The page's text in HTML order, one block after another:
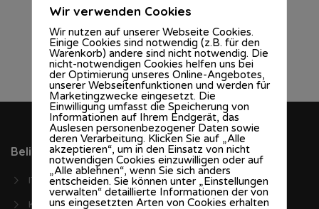
This listing has expired.
Beliebte Jobbörsen
ITJobs.at
Karriere.at
Wir verwenden Cookies
Wir nutzen auf unserer Webseite Cookies.
Einige Cookies sind notwendig (z.B. für den
Warenkorb) andere sind nicht notwendig. Die
nicht-notwendigen Cookies helfen uns bei
der Optimierung unseres Online-Angebotes,
unserer Webseitenfunktionen und werden für
Marketingzwecke eingesetzt. Die
Einwilligung umfasst die Speicherung von
Informationen auf Ihrem Endgerät, das
Auslesen personenbezogener Daten sowie
deren Verarbeitung. Klicken Sie auf „Alle
akzeptieren“, um in den Einsatz von nicht
notwendigen Cookies einzuwilligen oder auf
„Alle ablehnen“, wenn Sie sich anders
entscheiden. Sie können unter „Einstellungen
verwalten“ detaillierte Informationen der von
uns eingesetzten Arten von Cookies erhalten